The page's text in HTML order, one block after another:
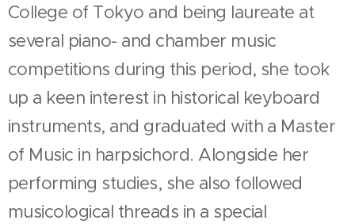
College of Tokyo and being laureate at
several piano- and chamber music
competitions during this period, she took
up a keen interest in historical keyboard
instruments, and graduated with a Master
of Music in harpsichord. Alongside her
performing studies, she also followed
musicological threads in a special